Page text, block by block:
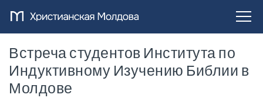
Встреча студентов Института по
Индуктивному Изучению Библии в
Молдове